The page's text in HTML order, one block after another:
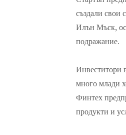
създали свои
Илън Мъск,
подражание.
Инвеститори
много млади
Финтех
продукти и